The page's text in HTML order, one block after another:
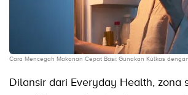
Cara Mencegah Makanan Cepat Basi: Gunakan Kulkas
Dilansir dari Everyday Health, zona